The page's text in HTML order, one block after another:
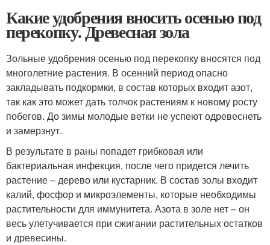
Какие удобрения вносить осенью под
перекопку. Древесная зола
Зольные удобрения осенью под перекопку вносятся под
многолетние растения. В осенний период опасно
закладывать подкормки, в состав которых входит азот,
так как это может дать толчок растениям к новому росту
побегов. До зимы молодые ветки не успеют одревеснеть
и замерзнут.
В результате в раны попадет грибковая или
бактериальная инфекция, после чего придется лечить
растение – дерево или кустарник. В состав золы входит
калий, фосфор и микроэлементы, которые необходимы
растительности для иммунитета. Азота в золе нет – он
весь улетучивается при сжигании растительных остатков
и древесины.